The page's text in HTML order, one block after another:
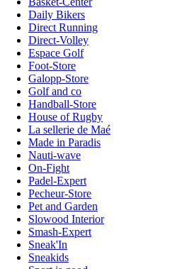
Daily Bikers
Direct Running
Direct-Volley
Espace Golf
Foot-Store
Galopp-Store
Golf and co
Handball-Store
House of Rugby
La sellerie de Maé
Made in Paradis
Nauti-wave
On-Fight
Padel-Expert
Pecheur-Store
Pet and Garden
Slowood Interior
Smash-Expert
Sneak'In
Sneakids